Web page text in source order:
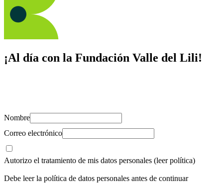
¡Al día con la Fundación Valle del Lili!
Nombre
Correo electrónico
Autorizo el tratamiento de mis datos personales (leer política)
Debe leer la política de datos personales antes de continuar